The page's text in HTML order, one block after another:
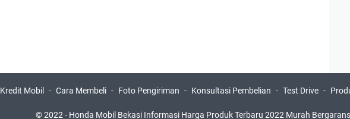
Kredit Mobil Cara Membeli Foto Pengiriman Konsultasi Pembelian Test Drive
© 2022 - Honda Mobil Bekasi Informasi Harga Produk Terbaru 2022 Murah